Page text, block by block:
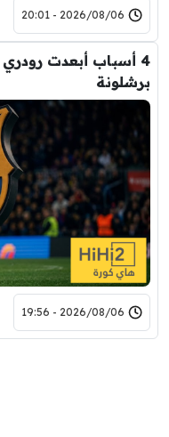
2026/08/06 - 20:01
4 أسباب أبعدت
برشلونة
2026/08/06 - 19:56